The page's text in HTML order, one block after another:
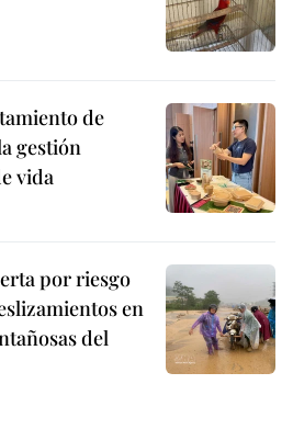
de
gestión
vida
por riesgo
en
del